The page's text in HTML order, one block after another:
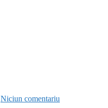
Niciun comentariu